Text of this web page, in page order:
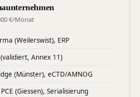
€/Monat
(Weilerswist), ERP
Annex 11)
(Münster), eCTD/AMNOG
(Giessen), Serialisierung